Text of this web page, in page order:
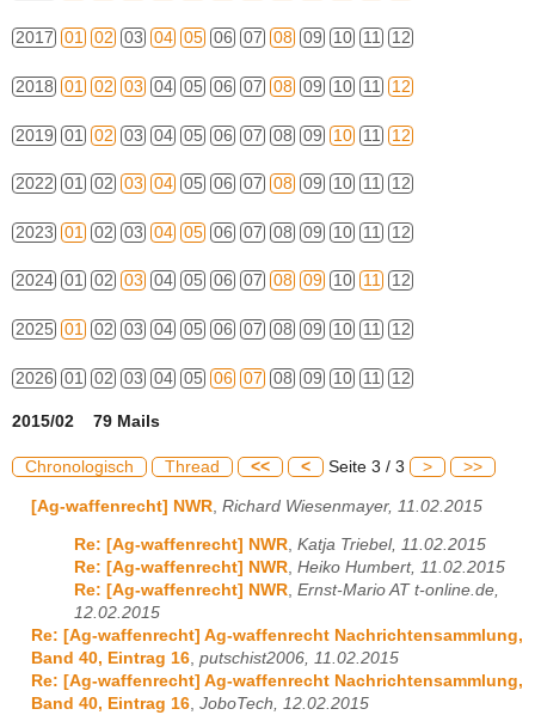
2017 01 02 03 04 05 06 07 08 09 10 11 12
2018 01 02 03 04 05 06 07 08 09 10 11 12
2019 01 02 03 04 05 06 07 08 09 10 11 12
2022 01 02 03 04 05 06 07 08 09 10 11 12
2023 01 02 03 04 05 06 07 08 09 10 11 12
2024 01 02 03 04 05 06 07 08 09 10 11 12
2025 01 02 03 04 05 06 07 08 09 10 11 12
2026 01 02 03 04 05 06 07 08 09 10 11 12
2015/02 79 Mails
Chronologisch Thread << < Seite 3 / 3 > >>
[Ag-waffenrecht] NWR Richard Wiesenmayer, 11.02.2015
Re: [Ag-waffenrecht] NWR, Katja Triebel, 11.02.2015
Re: [Ag-waffenrecht] NWR, Heiko Humbert, 11.02.2015
Re: [Ag-waffenrecht] NWR, Ernst-Mario AT t-online.de,
12.02.2015
Re: [Ag-waffenrecht] Ag-waffenrecht Nachrichtensammlung,
Band 40, Eintrag 16, putschist2006, 11.02.2015
Re: [Ag-waffenrecht] Ag-waffenrecht Nachrichtensammlung,
Band 40, Eintrag 16, JoboTech, 12.02.2015